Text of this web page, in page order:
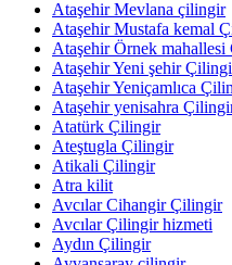
Ataşehir Mevlana çilingir
Ataşehir Mustafa kemal
Ataşehir Örnek
Ataşehir Yeni şehir
Ataşehir Yeniçamlıca
Ataşehir yenisahra
Atatürk Çilingir
Ateştugla Çilingir
Atikali Çilingir
Atra kilit
Avcılar Cihangir Çilingir
Avcılar Çilingir hizmeti
Aydın Çilingir